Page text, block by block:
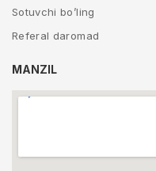
Sotuvchi bo’ling
Referal daromad
MANZIL